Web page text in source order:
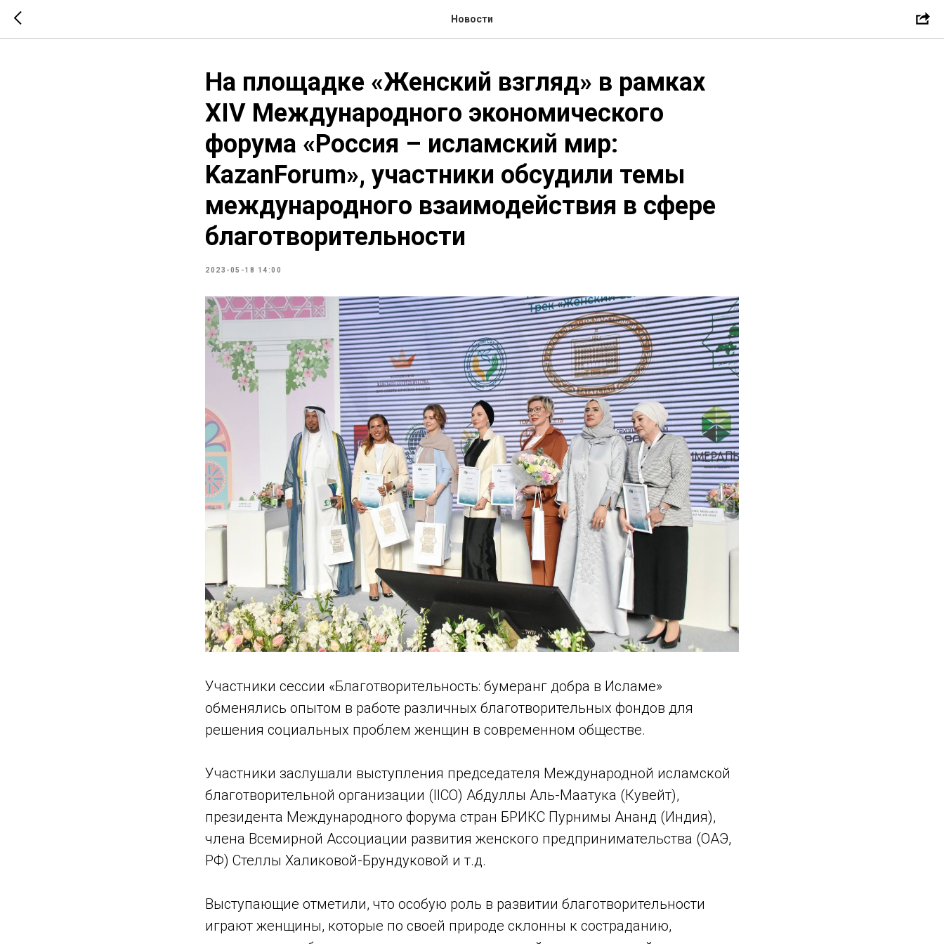
Новости
На площадке «Женский взгляд» в рамках
XIV Международного экономического
форума «Россия – исламский мир:
KazanForum», участники обсудили темы
международного взаимодействия в сфере
благотворительности
2023-05-18 14:00
Участники сессии «Благотворительность: бумеранг добра в Исламе»
обменялись опытом в работе различных благотворительных фондов для
решения социальных проблем женщин в современном обществе.
Участники заслушали выступления председателя Международной исламской
благотворительной организации (IICO) Абдуллы Аль-Маатука (Кувейт),
президента Международного форума стран БРИКС Пурнимы Ананд (Индия),
члена Всемирной Ассоциации развития женского предпринимательства (ОАЭ,
РФ) Стеллы Халиковой-Брундуковой и т.д.
Выступающие отметили, что особую роль в развитии благотворительности
играют женщины, которые по своей природе склонны к состраданию,